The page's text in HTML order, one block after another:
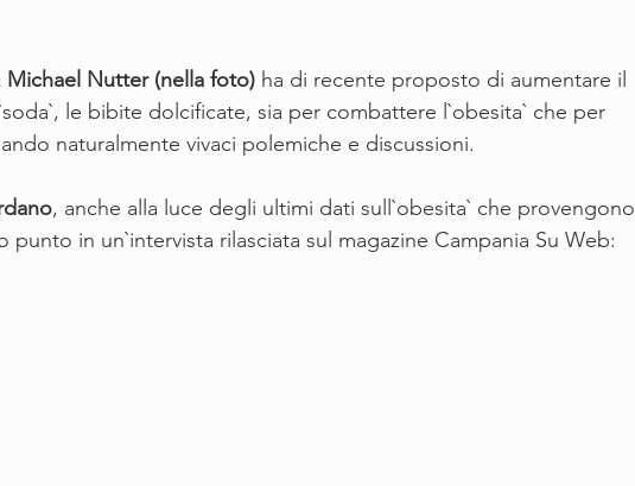
Michael Nutter (nella foto) ha di recente proposto di aumentare il
le bibite dolcificate, sia per combattere l`obesita` che per
naturalmente vivaci polemiche e discussioni.
, anche alla luce degli ultimi dati sull`obesita` che provengono
punto in un`intervista rilasciata sul magazine Campania Su Web: